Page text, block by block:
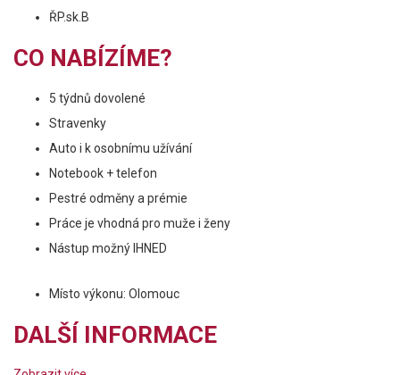
ŘP.sk.B
CO NABÍZÍME?
5 týdnů dovolené
Stravenky
Auto i k osobnímu užívání
Notebook + telefon
Pestré odměny a prémie
Práce je vhodná pro muže i ženy
Nástup možný IHNED
Místo výkonu: Olomouc
DALŠÍ INFORMACE